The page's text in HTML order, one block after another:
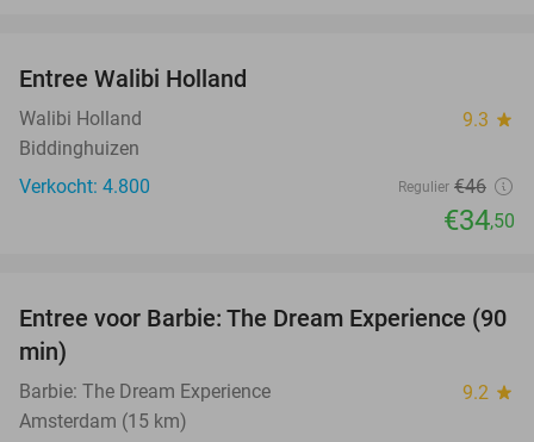
Entree Walibi Holland
Walibi Holland 9.3 star
Biddinghuizen
Verkocht: 4.800
Regulier €46
€34,50
30%
Entree voor Barbie: The Dream Experience (90
min)
Barbie: The Dream Experience 9.2 star
Amsterdam (15 km)